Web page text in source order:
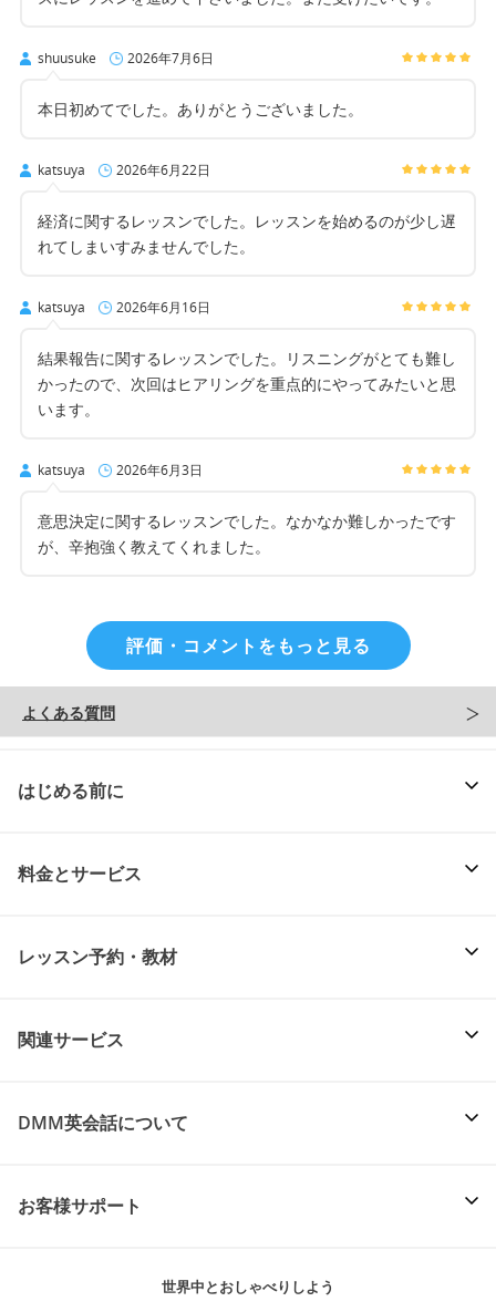
shuusuke 2026年7月6日
本日初めてでした。ありがとうございました。
katsuya 2026年6月22日
経済に関するレッスンでした。レッスンを始めるのが少し遅
れてしまいすみませんでした。
katsuya 2026年6月16日
結果報告に関するレッスンでした。リスニングがとても難し
かったので、次回はヒアリングを重点的にやってみたいと思
います。
katsuya 2026年6月3日
意思決定に関するレッスンでした。なかなか難しかったです
が、辛抱強く教えてくれました。
評価・コメントをもっと見る
よくある質問
はじめる前に
料金とサービス
レッスン予約・教材
関連サービス
DMM英会話について
お客様サポート
世界中とおしゃべりしよう